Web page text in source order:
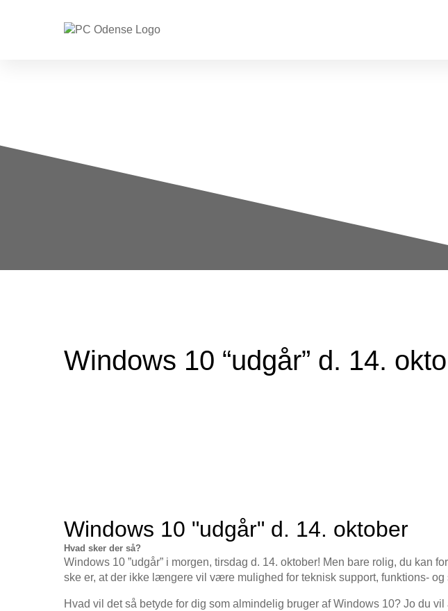
Windows 10 “udgår” d. 14.
Windows 10 "udgår" d. 14. oktober
Hvad sker der så?
Windows 10 ”udgår” i morgen, tirsdag d. 14. oktober! Men bare rolig, du kan
ske er, at der ikke længere vil være mulighed for teknisk support, funktions- og
Hvad vil det så betyde for dig som almindelig bruger af Windows 10? Jo du